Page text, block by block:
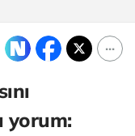
yorum: